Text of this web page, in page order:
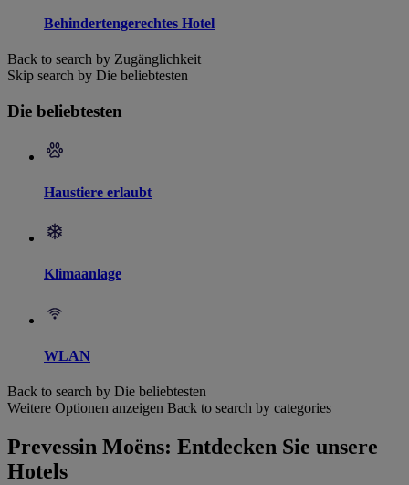
Behindertengerechtes Hotel
Back to search by Zugänglichkeit
Skip search by Die beliebtesten
Die beliebtesten
Haustiere erlaubt
Klimaanlage
WLAN
Back to search by Die beliebtesten
Weitere Optionen anzeigen Back to search by categories
Prevessin Moëns: Entdecken Sie unsere
Hotels